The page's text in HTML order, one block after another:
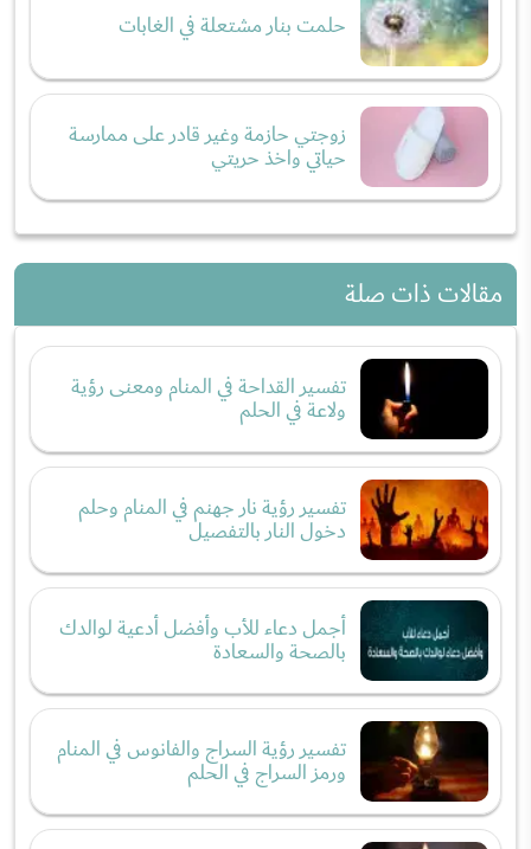
حلمت بنار مشتعلة في الغابات
زوجتي حازمة وغير قادر على ممارسة
حياتي واخذ حريتي
مقالات ذات صلة
تفسير القداحة في المنام ومعنى رؤية
ولاعة في الحلم
تفسير رؤية نار جهنم في المنام وحلم
دخول النار بالتفصيل
أجمل دعاء للأب وأفضل أدعية لوالدك
بالصحة والسعادة
تفسير رؤية السراج والفانوس في المنام
ورمز السراج في الحلم